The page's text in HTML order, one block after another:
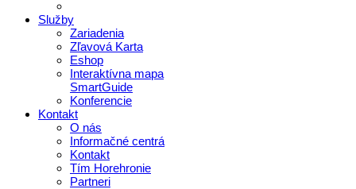
Služby
Zariadenia
Zľavová Karta
Eshop
Interaktívna mapa
SmartGuide
Konferencie
Kontakt
O nás
Informačné centrá
Kontakt
Tím Horehronie
Partneri